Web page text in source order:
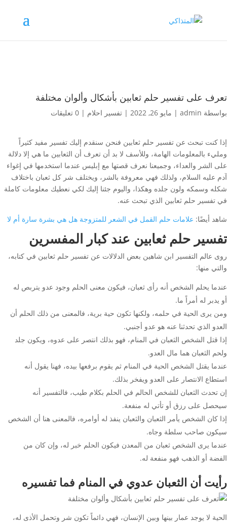
تعرف على تفسير حلم ثعابين بأشكال وألوان مختلفة
بواسطة admin
| مايو 26, 2022 | تفسير احلام | 0 تعليقات
إذا كنت تبحث عن تفسير حلم ثعابين فنحن سنقدم إليك تفسير مفيد كثيراً
ومليء بالمعلومات الهامة، وللأسف لا بد أن تعرف أن الثعابين ما هي إلا دلالة
على الشر والعداء، وجميعنا نعرف قصتها مع إبليس عندما استخدمها في إغواء
آدم عليه السلام، ولذلك فهي معروفة بالشر، ويختلف شر كل ثعبان باختلاف
شكله وسمكه ولون جلده وهكذا، واليوم جئنا إليك لكي نعطيك معلومات كاملة
في تفسير حلم ثعابين الذي تبحث عنه.
شاهد أيضًا: علامات حلم القمل في الشعر للمتزوجة هل هي بشرة سارة أم لا
تفسير حلم ثعابين عند كبار المفسرين
روى عالم التفسير ابن شاهين بعض الدلالات عن تفسير حلم ثعابين في كتابه،
والتي منها:
عندما يحلم الشخص أنه رأى ثعبان، فيكون معنى الحلم وجود عدو يتربص له
أو يدبر له أمراً ما.
ومن يرى الحية في حلمه، ولكنها تكون حية برية، فالمعنى من ذلك الحلم أن
العدو الذي تحدثنا عنه هو عدو أجنبي.
إذا قتل الشخص الثعبان في المنام، فهو بذلك انتصر على عدوه، ويكون جلد
ولحم الثعبان هما مال العدو.
عندما يقتل الشخص الحية في المنام ثم يقوم برفعها بيده، فهنا يقول أنه
استطاع الانتصار على العدو ويفخر بذلك.
إن تحدث الثعبان للشخص الحالم في الحلم بكلام طيب، فالتفسير أنه
سيحصل على رزق أو تأتي له منفعة.
إذا كان الشخص يأمر الثعبان والثعبان ينفذ له أوامره، فالمعنى هنا أن الشخص
سيكون صاحب سلطة وجاه.
عندما يرى الشخص ثعبان من المعدن فيكون الحلم خبر له، وإن كان من
الفضة أو الذهب فهو منفعة له.
رأيت أن الثعبان عدوي في المنام فما تفسيره
الحية لا يوجد عمار بينها وبين الإنسان، فهي دائماً تكون شر وتحمل الأذى له،